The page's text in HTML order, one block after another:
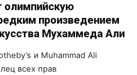
олимпийскую
произведением
Мухаммеда Али
и Muhammad Ali
всех прав